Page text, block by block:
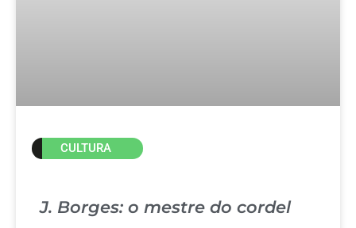
CULTURA
J. Borges: o mestre do cordel